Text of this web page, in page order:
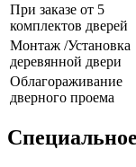
При заказе от 5
комплектов дверей
Монтаж /Установка
деревянной двери
Облагораживание
дверного проема